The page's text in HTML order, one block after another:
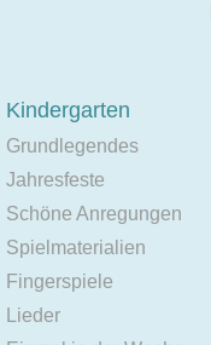
Kindergarten
Grundlegendes
Jahresfeste
Schöne Anregungen
Spielmaterialien
Fingerspiele
Lieder